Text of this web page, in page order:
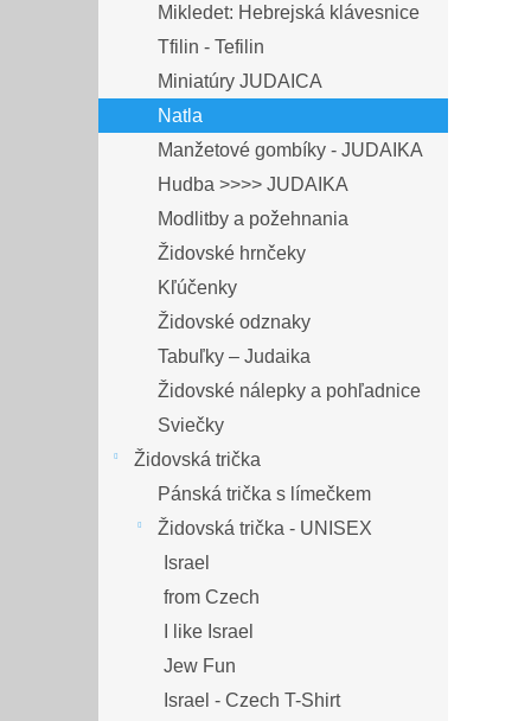
Mikledet: Hebrejská klávesnice
Tfilin - Tefilin
Miniatúry JUDAICA
Natla
Manžetové gombíky - JUDAIKA
Hudba >>>> JUDAIKA
Modlitby a požehnania
Židovské hrnčeky
Kľúčenky
Židovské odznaky
Tabuľky – Judaika
Židovské nálepky a pohľadnice
Sviečky
Židovská trička
Pánská trička s límečkem
Židovská trička - UNISEX
Israel
from Czech
I like Israel
Jew Fun
Israel - Czech T-Shirt